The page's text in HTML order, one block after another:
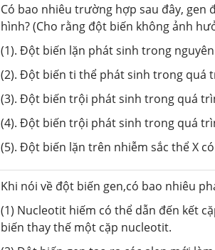
Có bao nhiêu trường hợp sau đây,
hình? (Cho rằng đột biến không ảnh
(1). Đột biến lặn phát sinh trong
(2). Đột biến ti thể phát sinh trong quá
(3). Đột biến trội phát sinh trong quá
(4). Đột biến trội phát sinh trong quá
(5). Đột biến lặn trên nhiễm sắc thể X
Khi nói về đột biến gen,có bao nhiêu
(1) Nucleotit hiếm có thể dẫn đến kết
biến thay thế một cặp nucleotit.